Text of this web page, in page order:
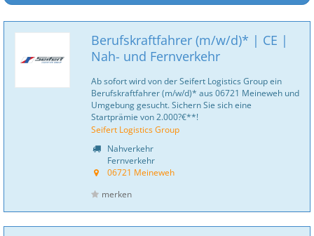
Berufskraftfahrer (m/w/d)* | CE |
Nah- und Fernverkehr
Ab sofort wird von der Seifert Logistics Group ein
Berufskraftfahrer (m/w/d)* aus 06721 Meineweh und
Umgebung gesucht. Sichern Sie sich eine
Startprämie von 2.000?€**!
Seifert Logistics Group
Nahverkehr
Fernverkehr
06721 Meineweh
merken